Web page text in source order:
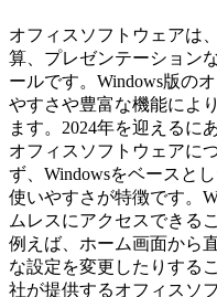
オフィスソフトウェアは
算、プレゼンテーション
ールです。Windows版の
やすさや豊富な機能によ
ます。2024年を迎えるに
オフィスソフトウェアに
ず、Windowsをベースと
使いやすさが特徴です。
ムレスにアクセスできる
例えば、ホーム画面から
な設定を変更したりする
社が提供するオフィスソ